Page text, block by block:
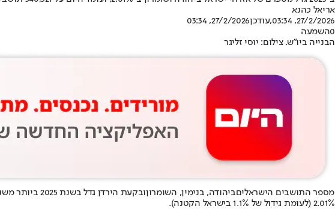
אריאל כהנא
27/2/2026, 03:34
,עודכן27/2/2026, 03:34
0השמעה
הבנייה ביו"ש. צילום: יוסי זליגר
מספר התושבים הישראליםביהודה, בנימין, השומרון
2.01% (לעומת גידול של 1.1% בישראל הקטנה).